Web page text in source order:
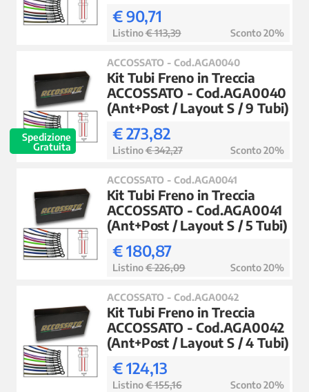
€ 90,71
Listino€ 113,39 Sconto 20%
Spedizione
Gratuita
ACCOSSATO - Cod.AGA0040
Kit Tubi Freno in Treccia
ACCOSSATO - Cod.AGA0040
(Ant+Post / Layout S / 9 Tubi)
€ 273,82
Listino€ 342,27 Sconto 20%
ACCOSSATO - Cod.AGA0041
Kit Tubi Freno in Treccia
ACCOSSATO - Cod.AGA0041
(Ant+Post / Layout S / 5 Tubi)
€ 180,87
Listino€ 226,09 Sconto 20%
ACCOSSATO - Cod.AGA0042
Kit Tubi Freno in Treccia
ACCOSSATO - Cod.AGA0042
(Ant+Post / Layout S / 4 Tubi)
€ 124,13
Listino€ 155,16 Sconto 20%